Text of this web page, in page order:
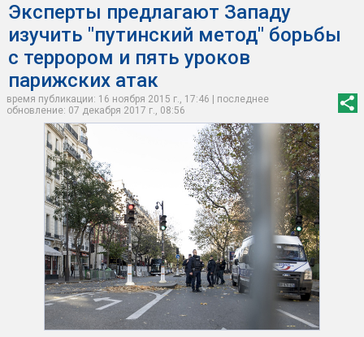
Эксперты предлагают Западу
изучить "путинский метод" борьбы
с террором и пять уроков
парижских атак
время публикации: 16 ноября 2015 г., 17:46 | последнее
обновление: 07 декабря 2017 г., 08:56